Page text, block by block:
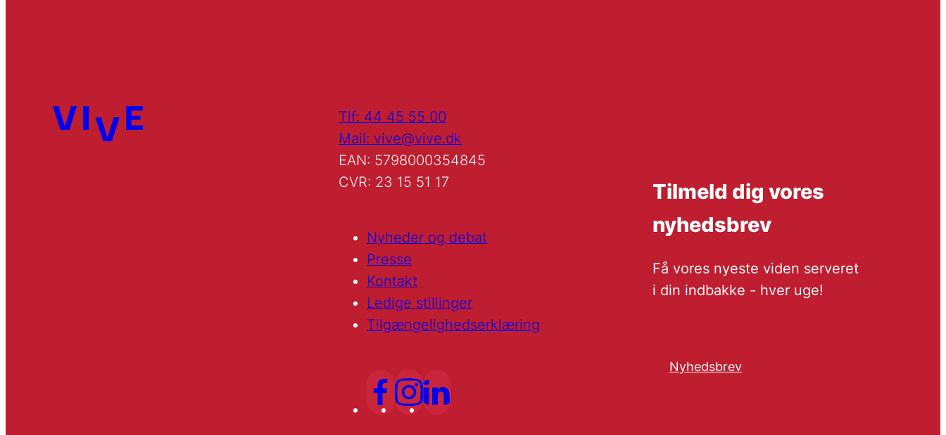
Tlf: 44 45 55 00
Mail: vive@vive.dk
EAN: 5798000354845
CVR: 23 15 51 17
Nyheder og debat
Presse
Kontakt
Ledige stillinger
Tilgængelighedserklæring
Tilmeld dig vores
nyhedsbrev
Få vores nyeste viden serveret
i din indbakke - hver uge!
Nyhedsbrev